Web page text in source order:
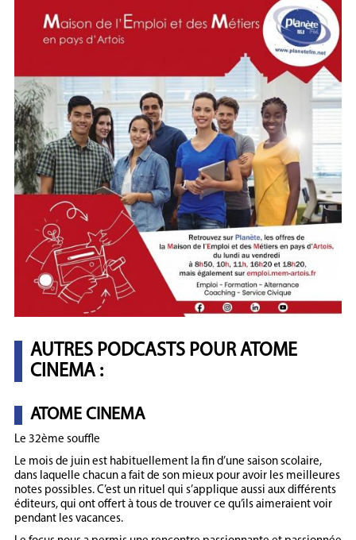
AUTRES PODCASTS POUR ATOME
CINEMA :
ATOME CINEMA
Le 32ème souffle
Le mois de juin est habituellement la fin d’une saison scolaire,
dans laquelle chacun a fait de son mieux pour avoir les meilleures
notes possibles. C’est un rituel qui s’applique aussi aux différents
éditeurs, qui ont offert à tous de trouver ce qu’ils aimeraient voir
pendant les vacances.